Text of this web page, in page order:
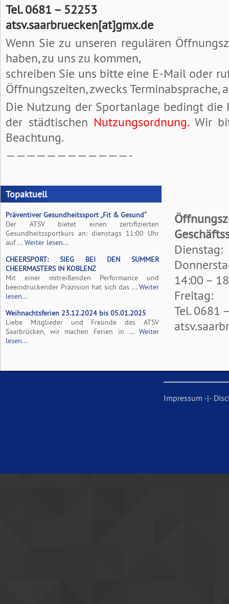
Tel. 0681 – 52253
atsv.saarbruecken[at]gmx.de
Wenn Sie zu unseren regulären
haben, zu uns zu kommen,
schreiben Sie uns bitte eine E-Mail oder
Öffnungszeiten, zwecks Terminabsprache,
Die Nutzung der Sportanlage bedingt die
der städtischen Nutzungsordnung.Wir
Beachtung.
————————————-
Topaktuell
Präventiver Gesundheitssport „Fit & Gesund“
Der ATSV bietet einen zertifizierten
Gesundheitssportkurs an: dienstags 11:00 Uhr
auf ...Weiter lesen...
CHEERSPORT: SIEG BEI DEN SUMMER
CHEERMASTERS IN KOBLENZ
Mit einer mitreißenden Performance und
beeindruckender Präzision hat sich das ...Weiter
lesen...
Weihnachtsferien 23.12.2024 bis 05.01.2025
Liebe Mitglieder und Freunde des ATSV
Saarbrücken, wir machen Ferien in ... Weiter
lesen...
14:00 –
Freitag:
Tel. 0681
Impressum -|-